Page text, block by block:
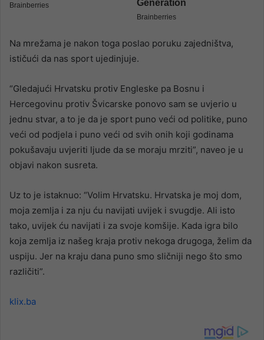
Na mrežama je nakon toga poslao poruku zajedništva,
ističući da nas sport ujedinjuje.
“Gledajući Hrvatsku protiv Engleske pa Bosnu i
Hercegovinu protiv Švicarske ponovo sam se uvjerio u
jednu stvar, a to je da je sport puno veći od politike, puno
veći od podjela i puno veći od svih onih koji godinama
pokušavaju uvjeriti ljude da se moraju mrziti”, naveo je u
objavi nakon susreta.
Uz to je istaknuo: “Volim Hrvatsku. Hrvatska je moj dom,
moja zemlja i za nju ću navijati uvijek i svugdje. Ali isto
tako, uvijek ću navijati i za svoje komšije. Kada igra bilo
koja zemlja iz našeg kraja protiv nekoga drugoga, želim da
uspiju. Jer na kraju dana puno smo sličniji nego što smo
različiti”.
klix.ba